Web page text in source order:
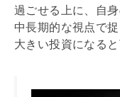
過ごせる上に、自
中長期的な視点で
大きい投資になる